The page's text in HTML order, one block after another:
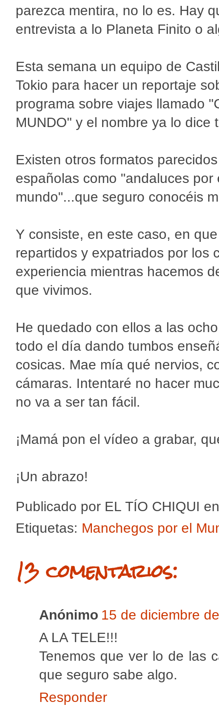
parezca mentira, no lo es. Hay
entrevista a lo Planeta Finito o
Esta semana un equipo de
Tokio para hacer un reportaje
programa sobre viajes llamado
MUNDO" y el nombre ya lo dice
Existen otros formatos
españolas como "andaluces
mundo"...que seguro conocéis
Y consiste, en este caso, en
repartidos y expatriados por los
experiencia mientras hacemos
que vivimos.
He quedado con ellos a las
todo el día dando tumbos
cosicas. Mae mía qué nervios,
cámaras. Intentaré no hacer
no va a ser tan fácil.
¡Mamá pon el vídeo a grabar,
¡Un abrazo!
Publicado por EL TÍO CHIQUI
Etiquetas: Manchegos por el
13 comentarios:
Anónimo 15 de diciembre
A LA TELE!!!
Tenemos que ver lo de las
que seguro sabe algo.
Responder